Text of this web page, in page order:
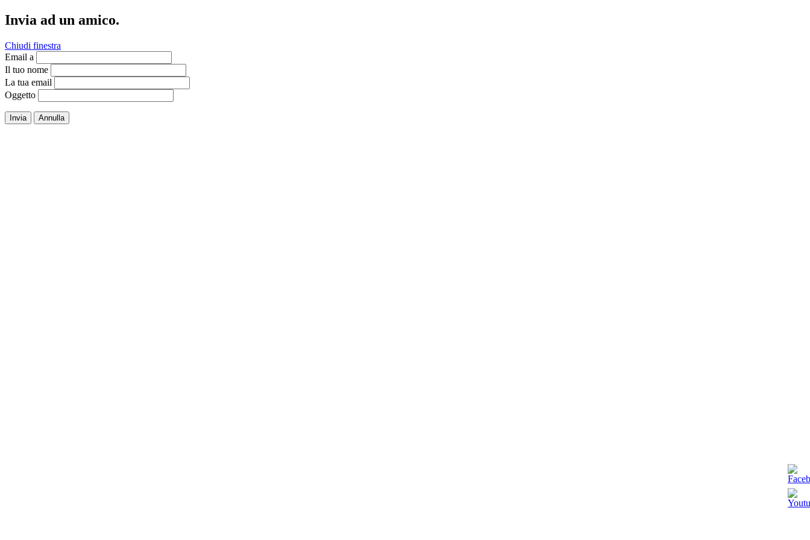
Invia ad un amico.
Chiudi finestra
Email a
Il tuo nome
La tua email
Oggetto
Invia Annulla